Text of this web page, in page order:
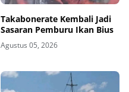
Takabonerate Kembali Jadi
Sasaran Pemburu Ikan Bius
Agustus 05, 2026